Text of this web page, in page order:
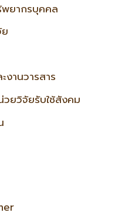
พยากรบุคคล
านวารสาร
ยวิจัยรับใช้สังคม